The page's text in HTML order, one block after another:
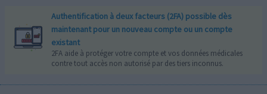
Authentification à deux facteurs (2FA) possible dès
maintenant pour un nouveau compte ou un compte
existant
2FA aide à protéger votre compte et vos données médicales
contre tout accès non autorisé par des tiers inconnus.